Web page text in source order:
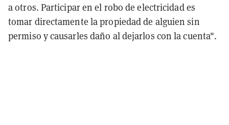
a otros. Participar en el robo de electricidad es
tomar directamente la propiedad de alguien sin
permiso y causarles daño al dejarlos con la cuenta".